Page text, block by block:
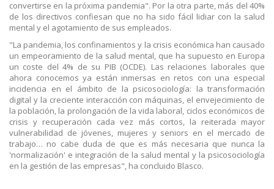
convertirse en la próxima pandemia". Por la otra parte, más del 40%
de los directivos confiesan que no ha sido fácil lidiar con la salud
mental y el agotamiento de sus empleados.
"La pandemia, los confinamientos y la crisis económica han causado
un empeoramiento de la salud mental, que ha supuesto en Europa
un coste del 4% de su PIB (OCDE). Las relaciones laborales que
ahora conocemos ya están inmersas en retos con una especial
incidencia en el ámbito de la psicosociología: la transformación
digital y la creciente interacción con máquinas, el envejecimiento de
la población, la prolongación de la vida laboral, ciclos económicos de
crisis y recuperación cada vez más cortos, la reiterada mayor
vulnerabilidad de jóvenes, mujeres y seniors en el mercado de
trabajo… no cabe duda de que es más necesaria que nunca la
'normalización' e integración de la salud mental y la psicosociología
en la gestión de las empresas", ha concluido Blasco.